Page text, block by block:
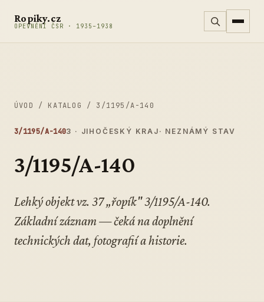
Ropiky.cz
OPEVNĚNÍ ČSR · 1935–1938
ÚVOD / KATALOG / 3/1195/A-140
3/1195/A-1403 · JIHOČESKÝ KRAJ · NEZNÁMÝ STAV
3/1195/A-140
Lehký objekt vz. 37 „řopík" 3/1195/A-140.
Základní záznam — čeká na doplnění
technických dat, fotografií a historie.